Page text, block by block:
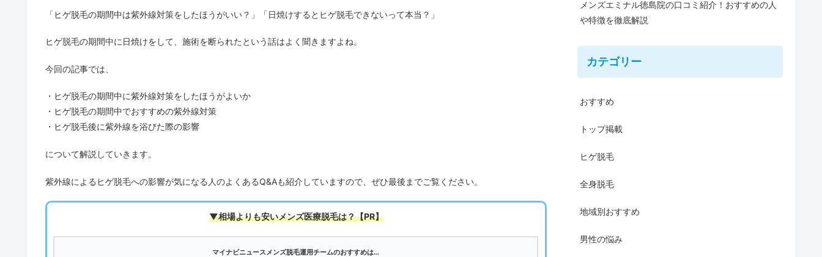
「ヒゲ脱毛の期間中は紫外線対策をしたほうがいい？」「日焼けするとヒゲ脱毛できないって本当？」
ヒゲ脱毛の期間中に日焼けをして、施術を断られたという話はよく聞きますよね。
今回の記事では、
・ヒゲ脱毛の期間中に紫外線対策をしたほうがよいか
・ヒゲ脱毛の期間中でおすすめの紫外線対策
・ヒゲ脱毛後に紫外線を浴びた際の影響
について解説していきます。
紫外線によるヒゲ脱毛への影響が気になる人のよくあるQ&Aも紹介していますので、ぜひ最後までご覧ください。
▼相場よりも安いメンズ医療脱毛は？【PR】
マイナビニュースメンズ脱毛運用チームのおすすめは…
メンズエミナル徳島院の口コミ紹介！おすすめの人
や特徴を徹底解説
カテゴリー
おすすめ
トップ掲載
ヒゲ脱毛
全身脱毛
地域別おすすめ
男性の悩み